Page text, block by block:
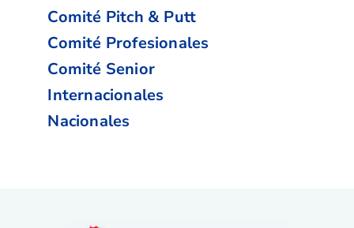
Comité Pitch & Putt
Comité Profesionales
Comité Senior
Internacionales
Nacionales